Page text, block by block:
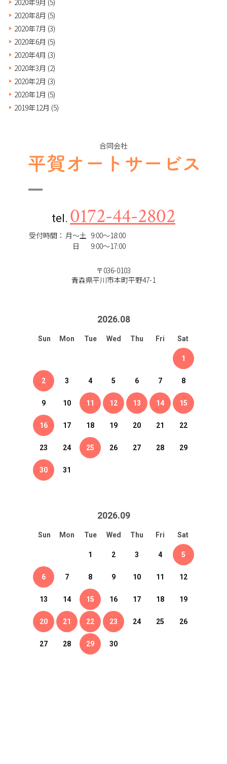
2020年8月 (5)
2020年7月 (3)
2020年6月 (5)
2020年4月 (3)
2020年3月 (2)
2020年2月 (3)
2020年1月 (5)
2019年12月 (5)
合同会社
tel. 0172-44-2802
受付時間： 月～土 9:00～18:00
日
9:00～17:00
〒036-0103
青森県平川市本町平野47-1
2026.08
Sun Mon Tue Wed Thu Fri Sat
1
2 3 4 5 6 7 8
9 10 11 12 13 14 15
16 17 18 19 20 21 22
23 24 25 26 27 28 29
30 31
2026.09
Sun Mon Tue Wed Thu Fri Sat
1 2 3 4 5
6 7 8 9 10 11 12
13 14 15 16 17 18 19
20 21 22 23 24 25 26
27 28 29 30